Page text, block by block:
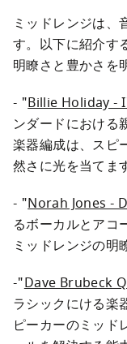
ミッドレンジは、
す。以下に紹介す
明瞭さと豊かさを
- "Billie Holiday -
ンダードにおける
楽器編成は、スピ
然さに光を当てま
- "Norah Jones -
るボーカルとアコ
ミッドレンジの明
-"Dave Brubeck
ラシックにける楽
ピーカーのミッド